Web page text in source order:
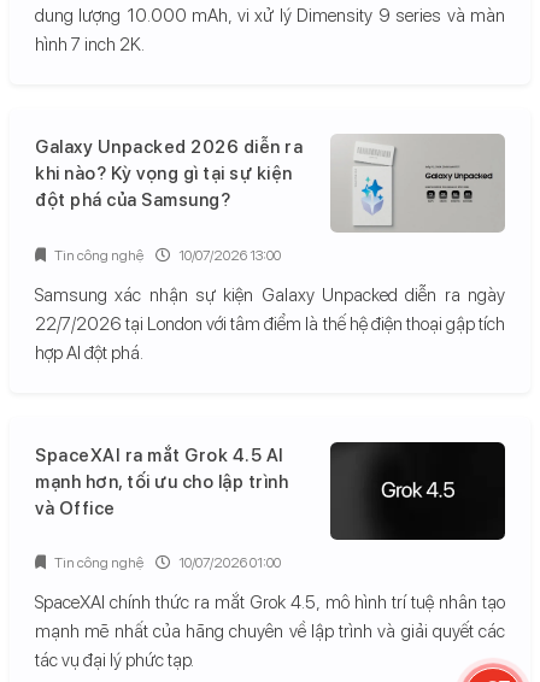
dung lượng 10.000 mAh, vi xử lý Dimensity 9 series và màn
hình 7 inch 2K.
Galaxy Unpacked 2026 diễn ra
khi nào? Kỳ vọng gì tại sự kiện
đột phá của Samsung?
Samsung xác nhận sự kiện Galaxy Unpacked diễn ra ngày
22/7/2026 tại London với tâm điểm là thế hệ điện thoại gập tích
hợp AI đột phá.
Tin công nghệ 10/07/2026 13:00
SpaceXAI ra mắt Grok 4.5 AI
mạnh hơn, tối ưu cho lập trình
và Office
SpaceXAI chính thức ra mắt Grok 4.5, mô hình trí tuệ nhân tạo
mạnh mẽ nhất của hãng chuyên về lập trình và giải quyết các
tác vụ đại lý phức tạp.
Tin công nghệ 10/07/2026 01:00